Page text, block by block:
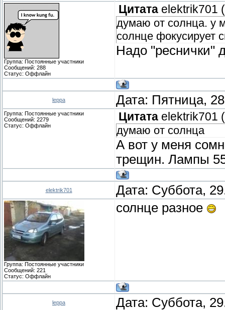
Группа: Постоянные участники
Сообщений: 288
Статус: Оффлайн
Цитата elektrik701 (
думаю от солнца. у
солнце фокусирует
Надо "реснички"
leppa Дата: Пятница,
Группа: Постоянные участники
Сообщений: 2279
Статус: Оффлайн
Цитата elektrik701 (
думаю от солнца
А вот у меня
трещин. Лампы
elektrik701 Дата: Суббота,
Группа: Постоянные участники
Сообщений: 221
Статус: Оффлайн
солнце разное
leppa Дата: Суббота,